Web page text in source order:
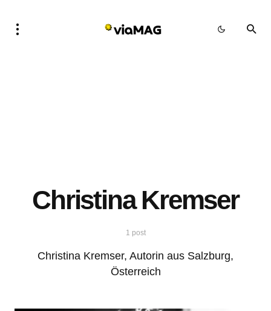
Christina Kremser
1 post
Christina Kremser, Autorin aus Salzburg,
Österreich